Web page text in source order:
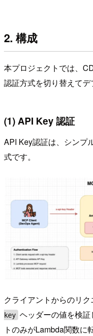
2. 構成
本プロジェクトでは、
認証方式を切り替えてデ
(1) API Key 認証
API Key認証は、シンプ
式です。
クライアントからのリ
key ヘッダーの値を検
トのみがLambda関数に